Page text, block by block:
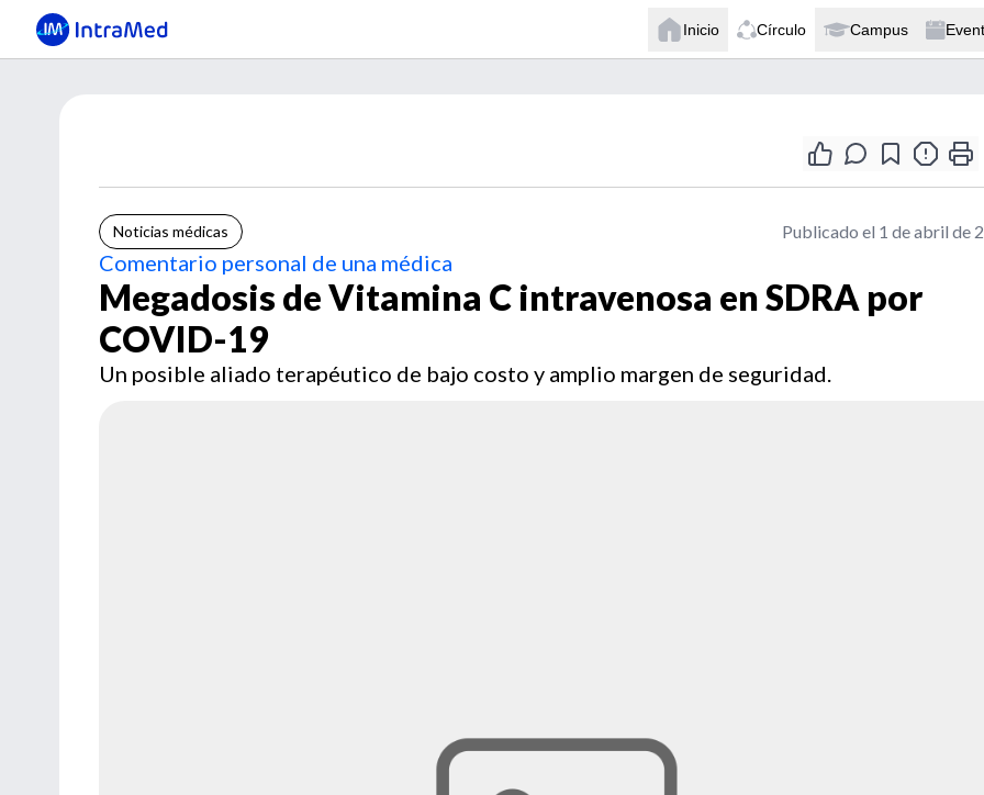
Inicio Círculo Campus
Noticias médicas Publicado el 1 de abril de
Comentario personal de una médica
Megadosis de Vitamina C intravenosa en SDRA por
COVID-19
Un posible aliado terapéutico de bajo costo y amplio margen de seguridad.